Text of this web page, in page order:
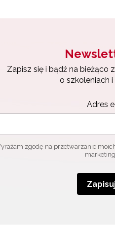
Zapisz się i bądź na bieżąco
o szkoleniach
Adres
zgodę na przetwarzanie